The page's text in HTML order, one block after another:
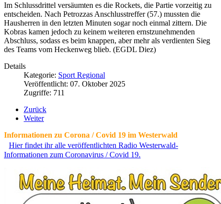
​Im Schlussdrittel versäumten es die Rockets, die Partie vorzeitig zu
entscheiden. Nach Petrozzas Anschlusstreffer (57.) mussten die
Hausherren in den letzten Minuten sogar noch einmal zittern. Die
Kobras kamen jedoch zu keinem weiteren ernstzunehmenden
Abschluss, sodass es beim knappen, aber mehr als verdienten Sieg
des Teams vom Heckenweg blieb. (EGDL Diez)
Details
Kategorie: Sport Regional
Veröffentlicht: 07. Oktober 2025
Zugriffe: 711
Zurück
Weiter
Informationen zu Corona / Covid 19 im Westerwald
Hier findet ihr alle veröffentlichten Radio Westerwald-
Informationen zum Coronavirus / Covid 19.